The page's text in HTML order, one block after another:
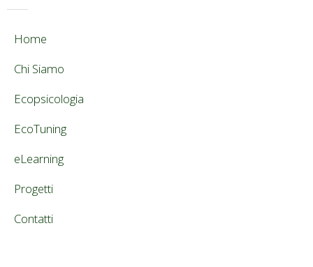
Home
Chi Siamo
Ecopsicologia
EcoTuning
eLearning
Progetti
Contatti